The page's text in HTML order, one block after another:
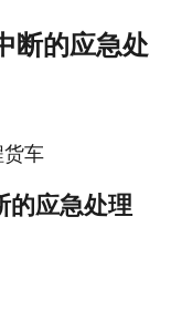
断的应急处
车
的应急处理